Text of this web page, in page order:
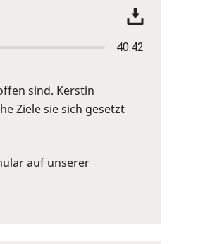
40:42
sind. Kerstin
Ziele sie sich gesetzt
auf unserer